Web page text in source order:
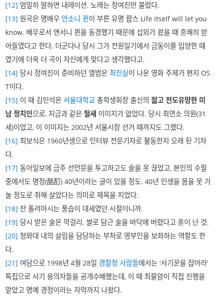
[12] 엄밀히 말하면 내레이션. 노래는 정여진만 불렀다.
[13] 원곡은 명배우 안소니 퀸이 부른 유명 팝스 Life itself will let you
know. 배우로서 앤서니 퀸을 동경했기 때문에 섭외가 왔을 때 흔쾌히 받
아들였다고 한다. 더군다나 당시 그가 전원일기에서 금동이를 입양한 때
였기에 더욱 더 곡이 자신에게 맞다고 생각했다고.
[14] 당시 정여진이 준비하던 앨범은최진실이 나온 영화 주제가 편지 OS
T이다.
[15] 이 때 김민석은서울대학교 총학생회장 출신의젊고 전도유망한 미
남 정치인으로, 지금과 같은철새 이미지가 없었다. 당시 최연소 의원(31
세)이었고, 이 이미지는 2002년 서울시장 선거 때까지도 그랬다.
[16] 최보식은 1960년생으로 인터뷰 전문기자로 활동한지 오래 된 기자
다.
[17] 동아일보에 금주 선언문을 투고하고도 술을 못 끊었고, 본인의 수필
중에서도 명정(酩酊) 40년이라는 글이 있을 정도. 40년 인생을 몸을 못 가
눌 정도로 취해 살았다는 의미로 제목을 지었다.
[18] 잔 돌려마시는 풍습이 대세였던 시절이니까.
[19] 당시 받은 술은 막걸리. 쌀로 담근 술을 바닥에 버렸다고 혼이 난 것.
[20] 청와대 내의 살림을 담당하는 부처로 영부인을 보좌하는 역할도 한
다.
[21] 여담으로 1998년 4월 28일 경찰청 사람들에서는 '사기꾼을 잡아라'
특집으로 사기 용의자들을 공개수배했는데, 이 때 최불암이 직접 진행을
맡았고 명예 경정이라는 자막까지 나왔다.